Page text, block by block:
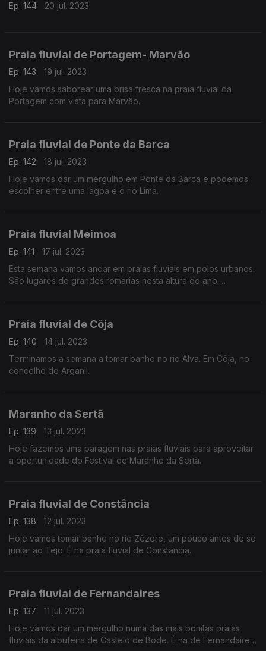
Ep. 144 20 jul. 2023
Praia fluvial de Portagem- Marvão
Ep. 143
19 jul. 2023
Hoje vamos saborear uma brisa fresca na praia fluvial da
Portagem com vista para Marvão.
Praia fluvial de Ponte da Barca
Ep. 142
18 jul. 2023
Hoje vamos dar um mergulho em Ponte da Barca e podemos
escolher entre uma lagoa e o rio Lima.
Praia fluvial Meimoa
Ep. 141
17 jul. 2023
Esta semana vamos andar em praias fluviais em polos urbanos.
São lugares de grandes romarias nesta altura do ano.
Praia fluvial de Côja
Ep. 140
14 jul. 2023
Terminamos a semana a tomar banho no rio Alva. Em Côja, no
concelho de Arganil.
Maranho da Sertã
Ep. 139
13 jul. 2023
Hoje fazemos uma paragem nas praias fluviais para aproveitar
a oportunidade do Festival do Maranho da Sertã.
Praia fluvial de Constância
Ep. 138
12 jul. 2023
Hoje vamos tomar banho no rio Zêzere, um pouco antes de se
juntar ao Tejo. É na praia fluvial de Constância.
Praia fluvial de Fernandaires
Ep. 137
11 jul. 2023
Hoje vamos dar um mergulho numa das mais bonitas praias
fluviais da albufeira de Castelo de Bode. É na de Fernandaires,